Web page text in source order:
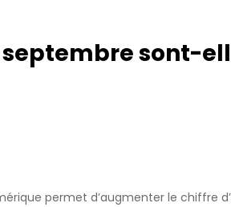
sont-
permet d’augmenter le chiffre